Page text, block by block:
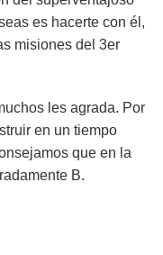
es hacerte con él,
misiones del 3er
les agrada. Por
en un tiempo
que en la
B.